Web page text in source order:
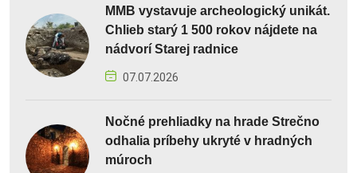
MMB vystavuje archeologický unikát.
Chlieb starý 1 500 rokov nájdete na
nádvorí Starej radnice
07.07.2026
Nočné prehliadky na hrade Strečno
odhalia príbehy ukryté v hradných
múroch